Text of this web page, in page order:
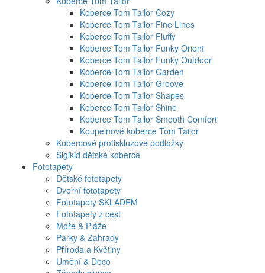
Koberce Tom Tailor Cozy
Koberce Tom Tailor Fine Lines
Koberce Tom Tailor Fluffy
Koberce Tom Tailor Funky Orient
Koberce Tom Tailor Funky Outdoor
Koberce Tom Tailor Garden
Koberce Tom Tailor Groove
Koberce Tom Tailor Shapes
Koberce Tom Tailor Shine
Koberce Tom Tailor Smooth Comfort
Koupelnové koberce Tom Tailor
Kobercové protiskluzové podložky
Sigikid dětské koberce
Fototapety
Dětské fototapety
Dveřní fototapety
Fototapety SKLADEM
Fototapety z cest
Moře & Pláže
Parky & Zahrady
Příroda a Květiny
Umění & Deco